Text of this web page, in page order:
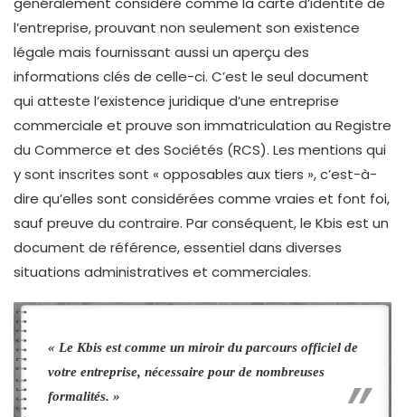
l’entreprise, prouvant non seulement son existence
légale mais fournissant aussi un aperçu des
informations clés de celle-ci. C’est le seul document
qui atteste l’existence juridique d’une entreprise
commerciale et prouve son immatriculation au Registre
du Commerce et des Sociétés (RCS). Les mentions qui
y sont inscrites sont « opposables aux tiers », c’est-à-
dire qu’elles sont considérées comme vraies et font foi,
sauf preuve du contraire. Par conséquent, le Kbis est un
document de référence, essentiel dans diverses
situations administratives et commerciales.
« Le Kbis est comme un miroir du parcours officiel de
votre entreprise, nécessaire pour de nombreuses
formalités. »